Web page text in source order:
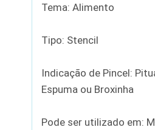
Tema: Alimento
Tipo: Stencil
Indicação de Pincel:
Espuma ou Broxinha
Pode ser utilizado em: